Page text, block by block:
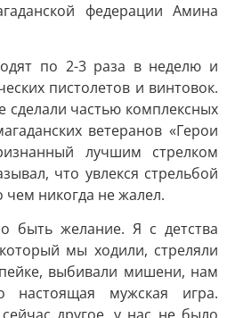
федерации Амина
по 2-3 раза в неделю и
пистолетов и винтовок.
сделали частью комплексных
ветеранов «Герои
лучшим стрелком
что увлекся стрельбой
никогда не жалел.
быть желание. Я с детства
мы ходили, стреляли
выбивали мишени, нам
настоящая мужская игра.